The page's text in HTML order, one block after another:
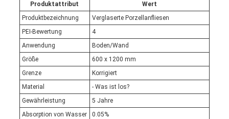
Produktattribut
Wert
Produktbezeichnung
Verglaserte Porzellanfliesen
PEI-Bewertung
4
Anwendung
Boden/Wand
Größe
600 x 1200 mm
Grenze
Korrigiert
Material
- Was ist los?
Gewährleistung
5 Jahre
Absorption von Wasser
0.05%